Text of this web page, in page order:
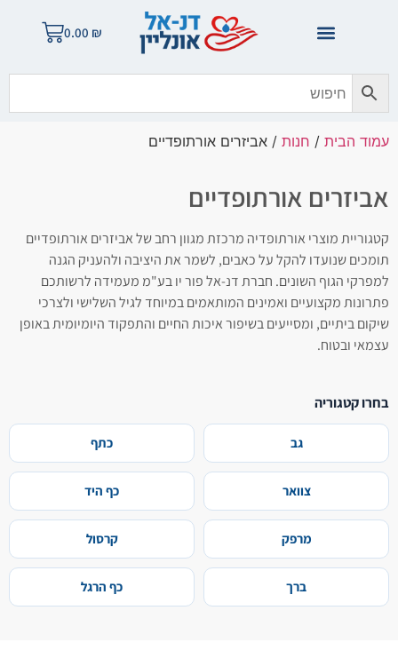
0.00 ₪
עמוד הבית / חנות / אביזרים אורתופדיים
אביזרים אורתופדיים
קטגוריית מוצרי אורתופדיה מרכזת מגוון רחב של אביזרים אורתופדיים
תומכים שנועדו להקל על כאבים, לשמר את היציבה ולהעניק הגנה
למפרקי הגוף השונים. חברת דנ-אל פור יו בע"מ מעמידה לרשותכם
פתרונות מקצועיים ואמינים המותאמים במיוחד לגיל השלישי ולצרכי
שיקום ביתיים, ומסייעים בשיפור איכות החיים והתפקוד היומיומית באופן
עצמאי ובטוח.
בחרו קטגוריה
גב כתף
צוואר כף היד
מרפק קרסול
ברך כף הרגל